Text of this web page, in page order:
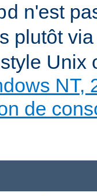
n'est
plutôt
Unix
NT,
de